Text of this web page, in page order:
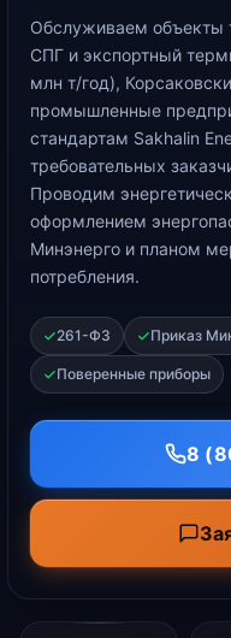
Обслуживаем объекты
СПГ и экспортный
млн т/год),
промышленные
стандартам Sakhalin
требовательных
Проводим
оформлением
Минэнерго и планом
потребления.
261-ФЗ Приказ
Поверенные приборы
8